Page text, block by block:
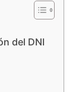
del DNI